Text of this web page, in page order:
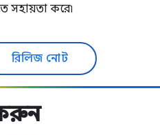
সহায়তা করে৷
রিলিজ নোট